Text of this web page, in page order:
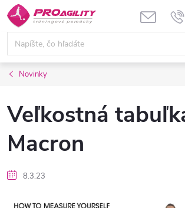
Prejsť
na
obsah
Novinky
Veľkostná
Macron
8.3.23